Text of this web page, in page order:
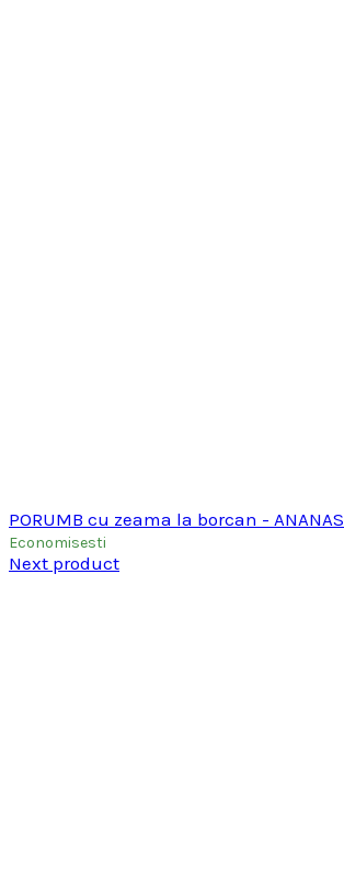
PORUMB cu zeama la borcan - ANANAS
Economisesti
Next product